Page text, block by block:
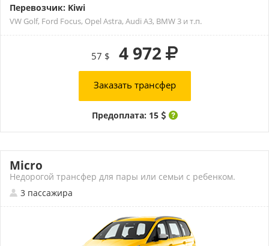
Перевозчик: Kiwi
VW Golf, Ford Focus, Opel Astra, Audi A3, BMW 3 и т.п.
57 $ 4 972
Заказать трансфер
Предоплата: 15
Micro
Недорогой трансфер для пары или семьи с ребенком.
3 пассажира